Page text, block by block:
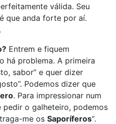
válida. Seu
é que anda forte por aí.
Entrem e fiquem
há problema. A primeira
sabor” e quer dizer
Podemos dizer que
. Para impressionar num
pedir o galheteiro, podemos
me os Saporíferos“.